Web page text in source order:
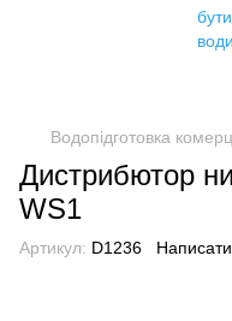
Водопідготовка
Дистрибютор
WS1
Артикул: D1236 Написати